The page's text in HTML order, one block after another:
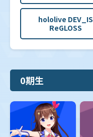
hololive DEV_IS
ReGLOSS
0期生